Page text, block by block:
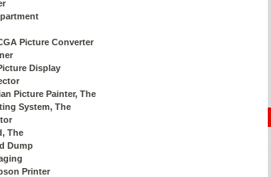
Picture Converter
Display
Picture Painter, The
System, The
The
Dump
Printer